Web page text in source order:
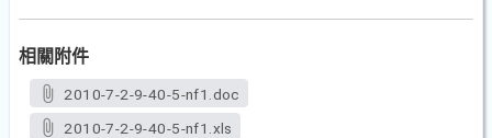
相關附件
2010-7-2-9-40-5-nf1.doc
2010-7-2-9-40-5-nf1.xls